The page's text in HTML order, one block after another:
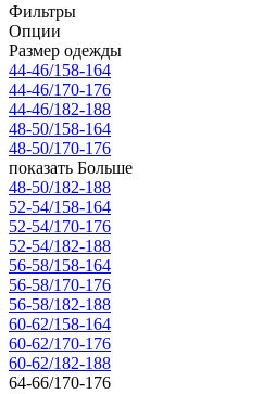
Фильтры
Опции
Размер одежды
44-46/158-164
44-46/170-176
44-46/182-188
48-50/158-164
48-50/170-176
показать Больше
48-50/182-188
52-54/158-164
52-54/170-176
52-54/182-188
56-58/158-164
56-58/170-176
56-58/182-188
60-62/158-164
60-62/170-176
60-62/182-188
64-66/170-176